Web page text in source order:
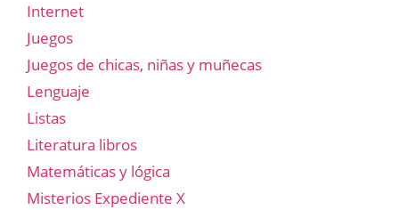
Internet
Juegos
Juegos de chicas, niñas y muñecas
Lenguaje
Listas
Literatura libros
Matemáticas y lógica
Misterios Expediente X